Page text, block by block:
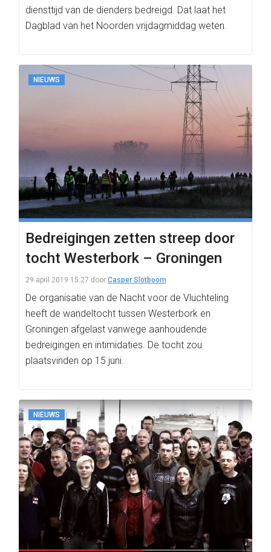
diensttijd van de dienders bedreigd. Dat laat het
Dagblad van het Noorden vrijdagmiddag weten.
NIEUWS
Bedreigingen zetten streep door
tocht Westerbork – Groningen
29 april 2019 15:27 door Casper Slotboom
De organisatie van de Nacht voor de Vluchteling
heeft de wandeltocht tussen Westerbork en
Groningen afgelast vanwege aanhoudende
bedreigingen en intimidaties. De tocht zou
plaatsvinden op 15 juni.
NIEUWS